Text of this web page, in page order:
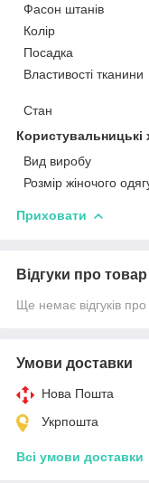
Фасон штанів
Колір
Посадка
Властивості тканини
Стан
Користувальницькі
Вид виробу
Розмір жіночого
Приховати
Відгуки про товар
Ще немає відгуків
Умови доставки
Нова Пошта
Укрпошта
Всі умови доставки